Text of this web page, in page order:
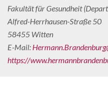
Fakultät für Gesundheit
Alfred-Herrhausen-Straße 50
58455 Witten
E-Mail:
https://